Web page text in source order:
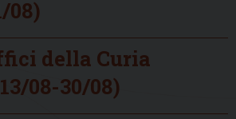
08)
della Curia
08-30/08)